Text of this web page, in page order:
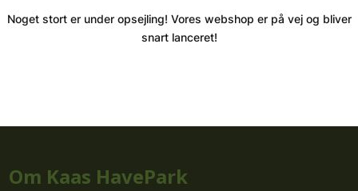
Noget stort er under opsejling! Vores webshop er på vej og bliver
snart lanceret!
Om Kaas HavePark